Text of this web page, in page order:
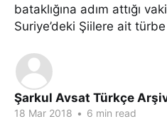
bataklığına adım attığı
Suriye’deki Şiilere ait
Şarkul Avsat Türkçe
18 Mar 2018 • 6 min read